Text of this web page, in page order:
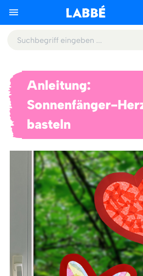
Anleitung:
Sonnenfänger-
basteln